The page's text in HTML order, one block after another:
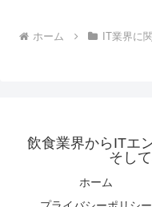
ホーム IT業界に
飲食業界からITエ
そし
ホーム